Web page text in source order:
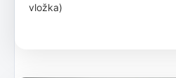
vložka)